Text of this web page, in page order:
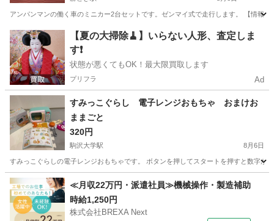
アンパンマンの働く車のミニカー2台セットです。ゼンマイ式で走行します。 【情報
東京 中央区 勝どき駅 ミニカー アンパンマン
【夏の大掃除🧹】いらない人形、査定しま
す❗️
状態が悪くてもOK！最大限買取します
プリフラ Ad
すみっこぐらし 電子レンジおもちゃ おまけお
ままごと
320円
駒沢大学駅 8月6日
すみっこぐらしの電子レンジおもちゃです。 ボタンを押してスタートを押すと数字
東京 世田谷区 駒沢大学駅 その他 すみっこぐらし
≪月収22万円・派遣社員≫機械操作・製造補助
時給1,250円
株式会社BREXA Next